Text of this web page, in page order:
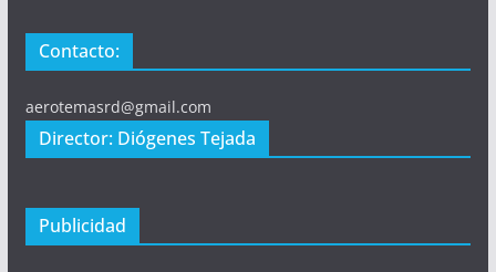
Contacto:
aerotemasrd@gmail.com
Director: Diógenes Tejada
Publicidad